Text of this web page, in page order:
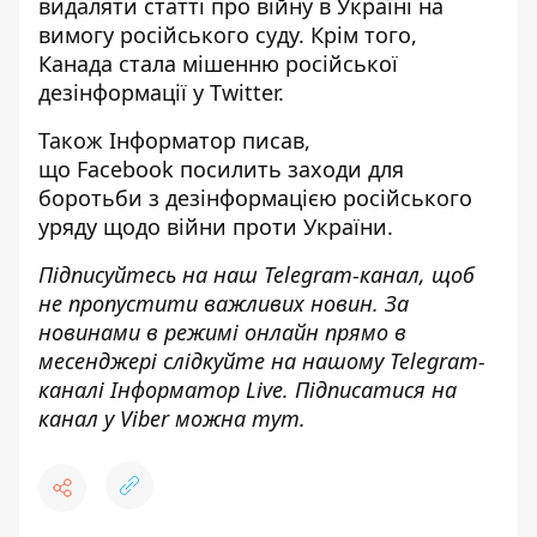
видаляти статті про війну в Україні на
вимогу російського суду. Крім того,
Канада стала мішенню російської
дезінформації у Twitter.
Також Інформатор писав,
що Facebook посилить заходи для
боротьби з дезінформацією російського
уряду щодо війни проти України.
Підписуйтесь на наш Telegram-канал, щоб
не пропустити важливих новин. За
новинами в режимі онлайн прямо в
месенджері слідкуйте на нашому Telegram-
каналіІнформатор Live. Підписатися на
канал у Viber можна тут.